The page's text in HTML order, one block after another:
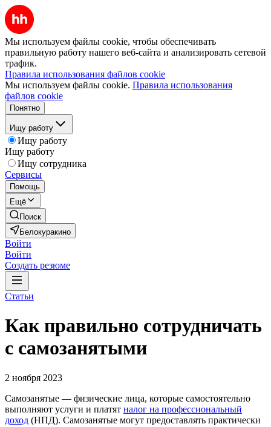
Мы используем файлы cookie, чтобы обеспечивать
правильную работу нашего веб-сайта и анализировать сетевой
трафик.
Правила использования файлов cookie
Мы используем файлы cookie. Правила использования
файлов cookie
Понятно
Ищу работу
Ищу работу
Ищу работу
Ищу сотрудника
Сервисы
Помощь
Ещё
Поиск
Белокуракино
Войти
Войти
Создать резюме
Статьи
Как правильно сотрудничать
с самозанятыми
2 ноября 2023
Самозанятые — физические лица, которые самостоятельно
выполняют услуги и платят налог на профессиональный
доход (НПД). Самозанятые могут предоставлять практически